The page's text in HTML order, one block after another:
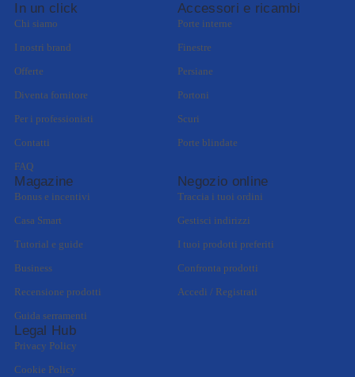
In un click
Chi siamo
I nostri brand
Offerte
Diventa fornitore
Per i professionisti
Contatti
FAQ
Accessori e ricambi
Porte interne
Finestre
Persiane
Portoni
Scuri
Porte blindate
Magazine
Bonus e incentivi
Casa Smart
Tutorial e guide
Business
Recensione prodotti
Guida serramenti
Negozio online
Traccia i tuoi ordini
Gestisci indirizzi
I tuoi prodotti preferiti
Confronta prodotti
Accedi / Registrati
Legal Hub
Privacy Policy
Cookie Policy